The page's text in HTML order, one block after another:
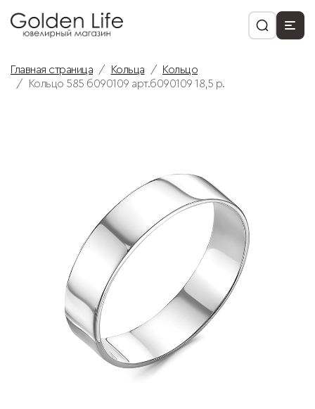
Главная страница Кольца
Кольцо
Кольцо 585 б090109 арт.б090109 18,5 р.